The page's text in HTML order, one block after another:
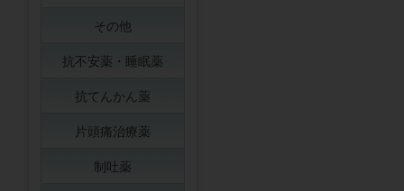
その他
抗不安薬・睡眠薬
抗てんかん薬
片頭痛治療薬
制吐薬